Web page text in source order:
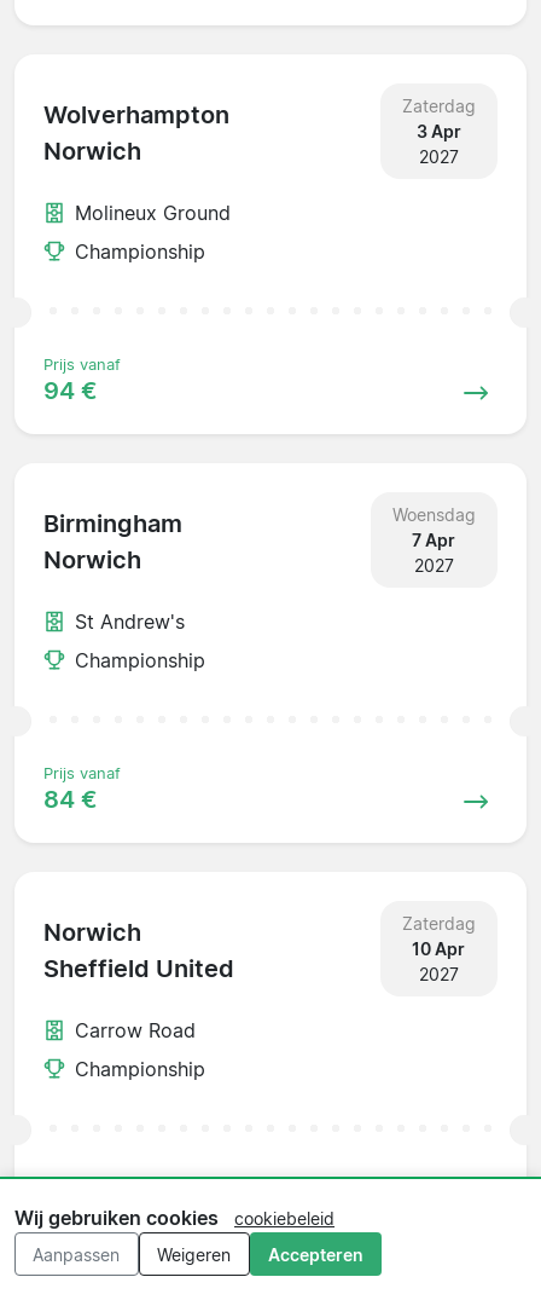
Wolverhampton
Norwich
Zaterdag
3 Apr
2027
Molineux Ground
Championship
Prijs vanaf
94 €
Birmingham
Norwich
Woensdag
7 Apr
2027
St Andrew's
Championship
Prijs vanaf
84 €
Norwich
Sheffield United
Zaterdag
10 Apr
2027
Carrow Road
Championship
Prijs vanaf
156 €
Wij gebruiken cookies
cookiebeleid
Aanpassen
Weigeren Accepteren